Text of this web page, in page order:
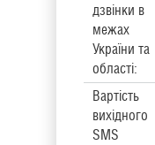
дзвінки в
межах
України та
області:
Вартість
вихідного
SMS